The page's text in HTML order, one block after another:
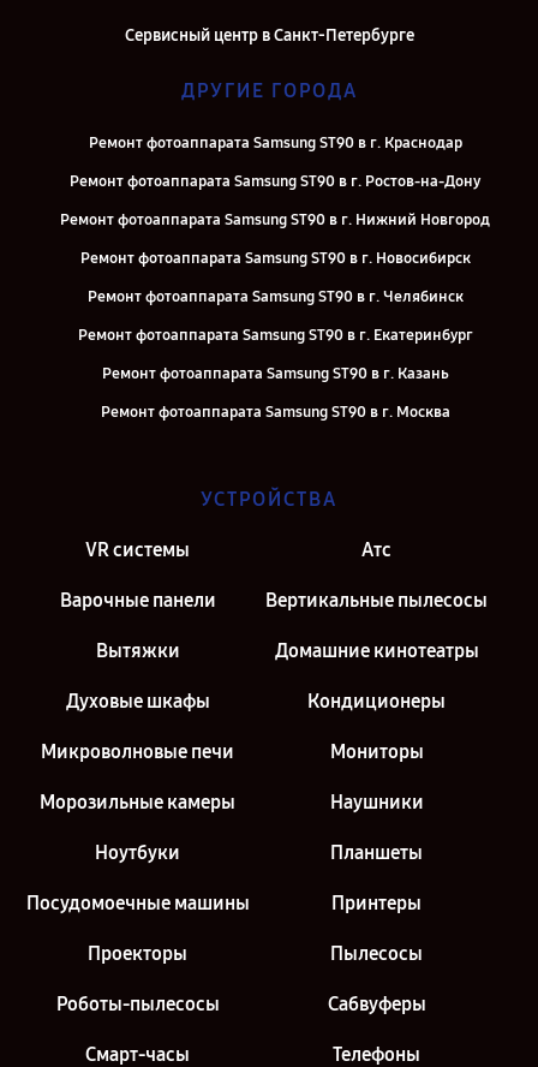
Сервисный центр в Санкт-Петербурге
ДРУГИЕ ГОРОДА
Ремонт фотоаппарата Samsung ST90 в г. Краснодар
Ремонт фотоаппарата Samsung ST90 в г. Ростов-на-Дону
Ремонт фотоаппарата Samsung ST90 в г. Нижний Новгород
Ремонт фотоаппарата Samsung ST90 в г. Новосибирск
Ремонт фотоаппарата Samsung ST90 в г. Челябинск
Ремонт фотоаппарата Samsung ST90 в г. Екатеринбург
Ремонт фотоаппарата Samsung ST90 в г. Казань
Ремонт фотоаппарата Samsung ST90 в г. Москва
УСТРОЙСТВА
VR системы Атс
Варочные панели Вертикальные пылесосы
Вытяжки Домашние кинотеатры
Духовые шкафы Кондиционеры
Микроволновые печи Мониторы
Морозильные камеры Наушники
Ноутбуки Планшеты
Посудомоечные машины Принтеры
Проекторы Пылесосы
Роботы-пылесосы Сабвуферы
Смарт-часы Телефоны